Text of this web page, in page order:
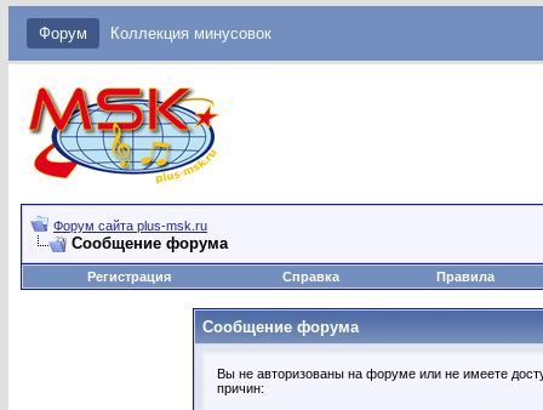
Форум Коллекция минусовок
Форум сайта plus-msk.ru
Сообщение форума
Регистрация Справка Правила
Сообщение форума
Вы не авторизованы на форуме или не имеете
причин: